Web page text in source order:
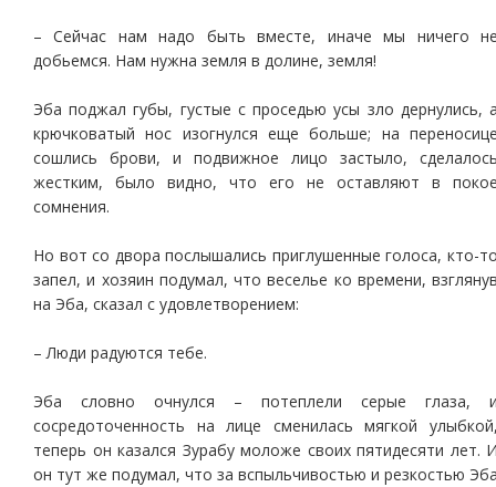
– Сейчас нам надо быть вместе, иначе мы ничего
добьемся. Нам нужна земля в долине, земля!
Эба поджал губы, густые с проседью усы зло дернулись,
крючковатый нос изогнулся еще больше; на
сошлись брови, и подвижное лицо застыло,
жестким, было видно, что его не оставляют в
сомнения.
Но вот со двора послышались приглушенные голоса, кто-
запел, и хозяин подумал, что веселье ко времени,
на Эба, сказал с удовлетворением:
– Люди радуются тебе.
Эба словно очнулся – потеплели серые глаза,
сосредоточенность на лице сменилась мягкой
теперь он казался Зурабу моложе своих пятидесяти лет.
он тут же подумал, что за вспыльчивостью и резкостью